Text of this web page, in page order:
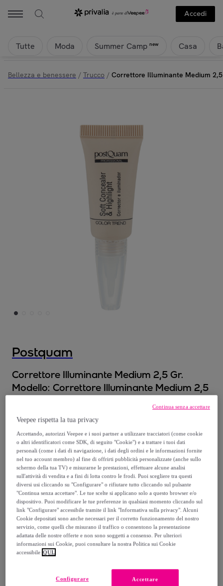
Accedi
Tutte Moda Summer Camp new Casa
Bellezza e benessere / Trucco / Correttore Illuminante Medium 2,5
Postquam
Correttore Illuminante Medium 2,5 Gr.
Modello: Correttore Illuminante Medium 2,5
10, €
23,90 €
-54%
Venduto daPostquam Cosmetic
Consegna
Consegna da
Gratuita da 50 € di acquisto
Veepee rispetta la tua privacy
Accettando, autorizzi Veepee e i suoi partner a utilizzare tracciatori (come cookie
o altri identificatori come SDK, di seguito "Cookie") e a trattare i tuoi dati
personali (come i dati di navigazione, i dati degli ordini e le informazioni fornite
nel tuo account membro) al fine di offrirti pubblicità personalizzate (anche sullo
schermo della tua TV) e misurarne le prestazioni, effettuare alcune analisi
sull'attività di vendita e a fini di lotta contro le frodi. Puoi scegliere tra questi
diversi usi cliccando su "Configurare" o rifiutare tutto cliccando sul pulsante
"Continua senza accettare". Le tue scelte si applicano solo a questo browser e/o
dispositivo. Puoi modificare le tue preferenze in qualsiasi momento cliccando sul
link "Configurare" accessibile tramite il link "Informativa sulla privacy". Alcuni
Cookie depositati sono anche necessari per il corretto funzionamento del nostro
servizio, come quelli che misurano il traffico o consentono la presentazione
adattata delle nostre offerte e non sono soggetti a consenso. Per ulteriori
informazioni sui Cookie, puoi consultare la nostra Politica sui Cookie
accessibile QUI.
Accettare
Configurare
Continua senza accettare